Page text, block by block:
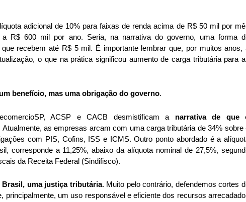
adicional de 10% para faixas de renda acima de R$ 50 mil por
R$ 600 mil por ano. Seria, na narrativa do governo, uma forma
recebem até R$ 5 mil. É importante lembrar que, por muitos anos,
o que na prática significou aumento de carga tributária para
benefício, mas uma obrigação do governo.
ACSP e CACB desmistificam a narrativa de que
Atualmente, as empresas arcam com uma carga tributária de 34% sobre
com PIS, Cofins, ISS e ICMS. Outro ponto abordado é a
corresponde a 11,25%, abaixo da alíquota nominal de 27,5%,
da Receita Federal (Sindifisco).
Brasil, uma justiça tributária. Muito pelo contrário, defendemos cortes
principalmente, um uso responsável e eficiente dos recursos